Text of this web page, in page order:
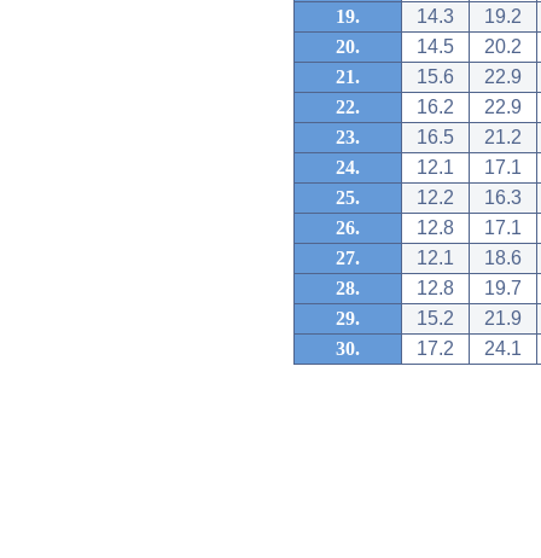
19.
14.3
19.2
20.
14.5
20.2
21.
15.6
22.9
22.
16.2
22.9
23.
16.5
21.2
24.
12.1
17.1
25.
12.2
16.3
26.
12.8
17.1
27.
12.1
18.6
28.
12.8
19.7
29.
15.2
21.9
30.
17.2 24.1